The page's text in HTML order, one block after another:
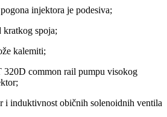
injektora je podesiva;
spoja;
kalemiti;
320D common rail pumpu visokog
i induktivnost običnih solenoidnih ventila